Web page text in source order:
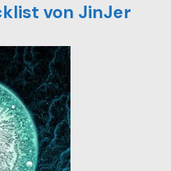
von JinJer